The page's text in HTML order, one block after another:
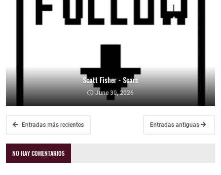
Scott Fisher - Scars
June 30, 2026
Entradas más recientes Entradas antiguas
NO HAY COMENTARIOS